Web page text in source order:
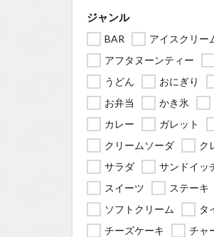
ジャンル
BAR
アイスクリー
アフタヌーンティー
うどん
おにぎり
お弁当
かき氷
カレー
ガレット
クリームソーダ
ク
サラダ
サンドイッ
スイーツ
ステーキ
ソフトクリーム
タ
チーズケーキ
チャ